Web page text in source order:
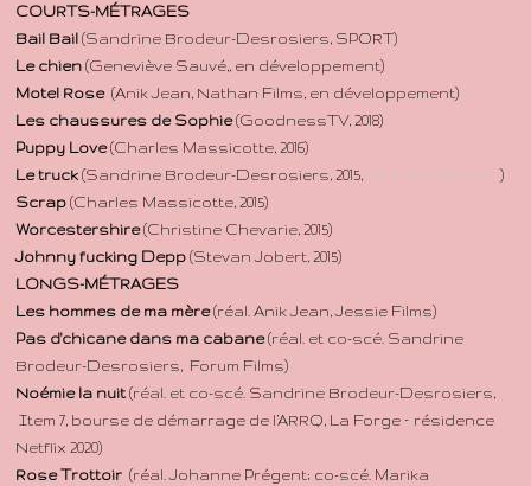
COURTS-MÉTRAGES
Bail Bail (Sandrine Brodeur-Desrosiers, SPORT)
Le chien (Geneviève Sauvé,, en développement)
Motel Rose (Anik Jean, Nathan Films, en développement)
Les chaussures de Sophie(GoodnessTV, 2018)
Puppy Love(Charles Massicotte, 2016)
Le truck (Sandrine Brodeur-Desrosiers, 2015, Distribution H264)
Scrap (Charles Massicotte, 2015)
Worcestershire(Christine Chevarie, 2015)
Johnny fucking Depp (Stevan Jobert, 2015)
LONGS-MÉTRAGES
Les hommes de ma mère(réal. Anik Jean, Jessie Films)
Pas d'chicane dans ma cabane(réal. et co-scé. Sandrine
Brodeur-Desrosiers, Forum Films)
Noémie la nuit(réal. et co-scé. Sandrine Brodeur-Desrosiers,
Item 7, bourse de démarrage de l’ARRQ, La Forge – résidence
Netflix 2020)
Rose Trottoir (réal. Johanne Prégent; co-scé. Marika